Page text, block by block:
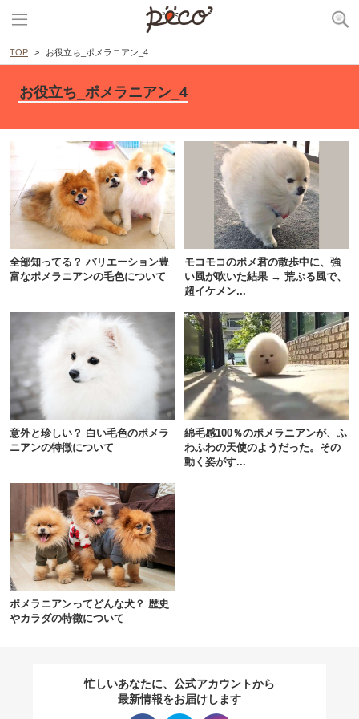
TOP お役立ち_ポメラニアン_4
お役立ち_ポメラニアン_4
全部知ってる？ バリエーション豊
富なポメラニアンの毛色について
モコモコのポメ君の散歩中に、強
い風が吹いた結果 → 荒ぶる風で、
超イケメン...
意外と珍しい？ 白い毛色のポメラ
ニアンの特徴について
綿毛感100％のポメラニアンが、ふ
わふわの天使のようだった。その
動く姿がす...
ポメラニアンってどんな犬？ 歴史
やカラダの特徴について
忙しいあなたに、公式アカウントから
最新情報をお届けします
閉じる
pecodogs
いぬ部をフォロー
アプリで開く
アプリをダウンロードする